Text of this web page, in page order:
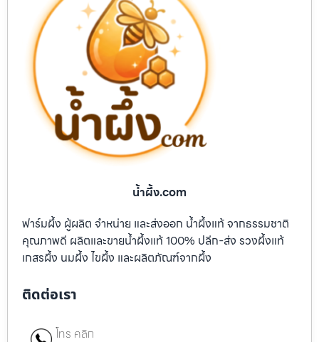
น้ำผึ้ง.com
ฟาร์มผึ้ง ผู้ผลิต จำหน่าย และส่งออก น้ำผึ้งแท้ จากธรรมชาติ
คุณภาพดี ผลิตและขายน้ำผึ้งแท้ 100% ปลีก-ส่ง รวงผึ้งแท้
เกสรผึ้ง นมผึ้ง ไขผึ้ง และผลิตภัณฑ์จากผึ้ง
ติดต่อเรา
โทร คลิก